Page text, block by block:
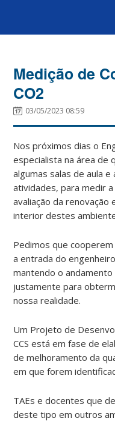
Medição de
CO2
03/05/2023 08:59
Nos próximos dias o
especialista na área de
algumas salas de aula
atividades, para medir
avaliação da renovação
interior destes
Pedimos que
a entrada do
mantendo o
justamente para
nossa realidade.
Um Projeto de
CCS está em fase de
de melhoramento da
em que forem
TAEs e docentes que
deste tipo em outros